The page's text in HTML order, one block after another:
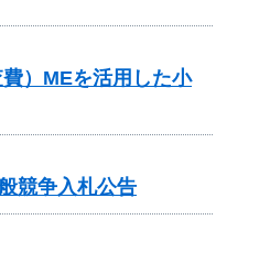
）MEを活用した小
競争入札公告